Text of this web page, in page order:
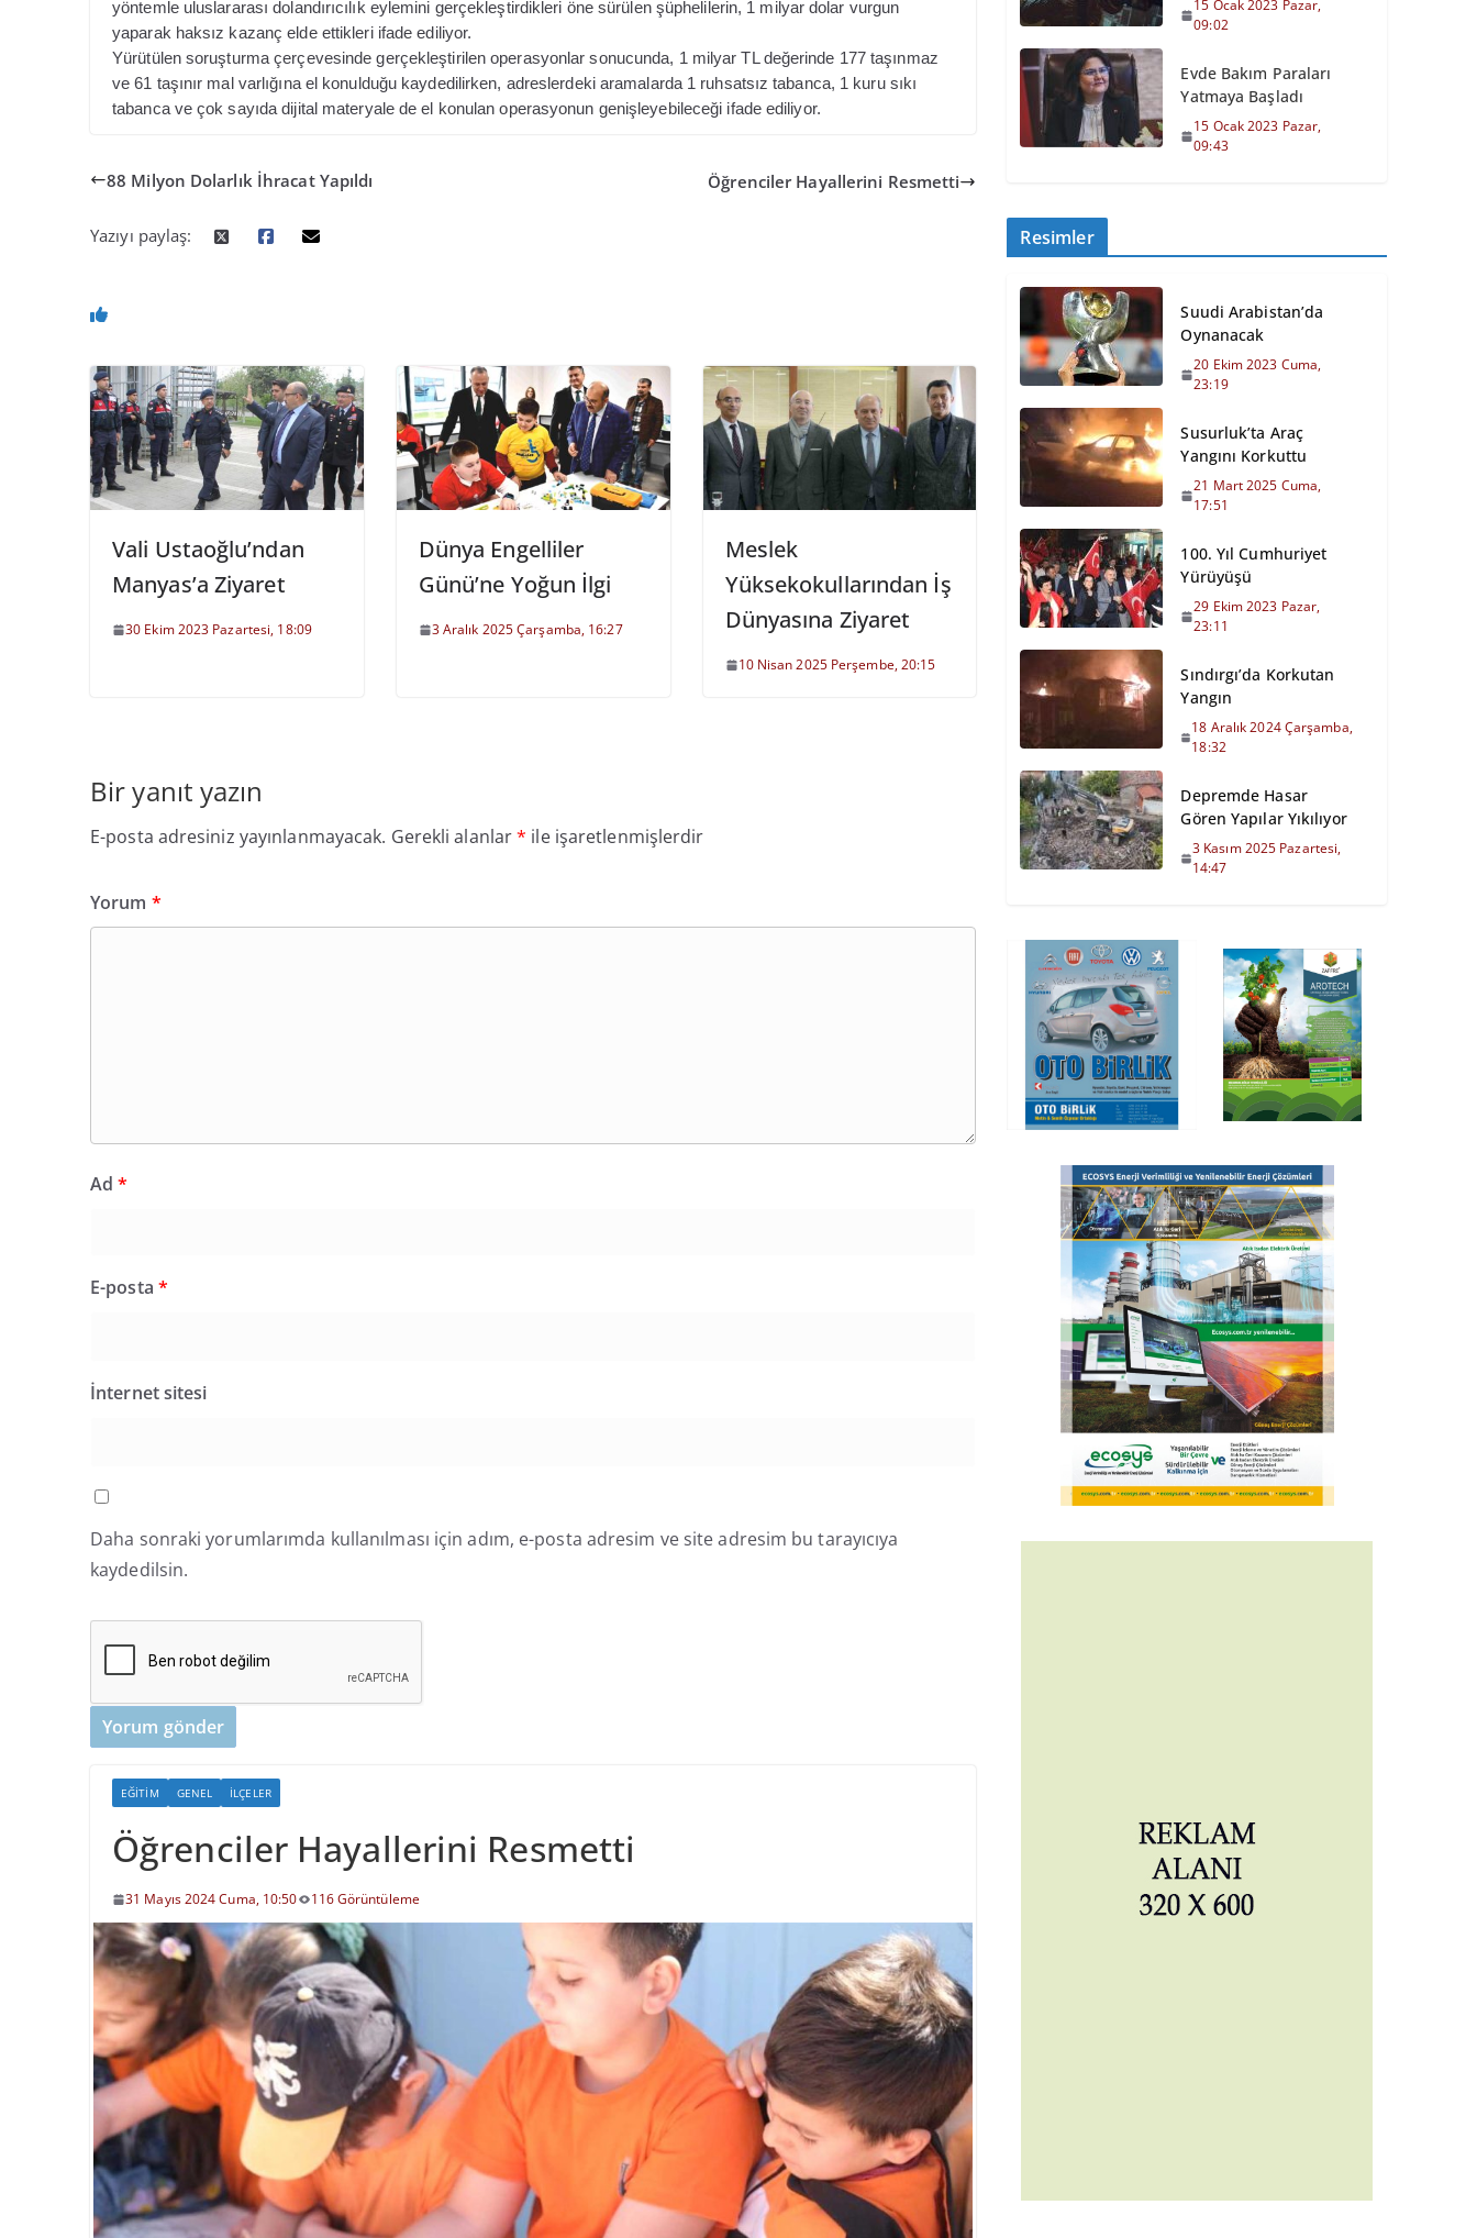
yöntemle uluslararası dolandırıcılık eylemini gerçekleştirdikleri öne sürülen şüphelilerin, 1 milyar dolar vurgun
yaparak haksız kazanç elde ettikleri ifade ediliyor.
Yürütülen soruşturma çerçevesinde gerçekleştirilen operasyonlar sonucunda, 1 milyar TL değerinde 177 taşınmaz
ve 61 taşınır mal varlığına el konulduğu kaydedilirken, adreslerdeki aramalarda 1 ruhsatsız tabanca, 1 kuru sıkı
tabanca ve çok sayıda dijital materyale de el konulan operasyonun genişleyebileceği ifade ediliyor.
88 Milyon Dolarlık İhracat Yapıldı Öğrenciler Hayallerini Resmetti
Yazıyı paylaş:
Vali Ustaoğlu’ndan
Manyas’a Ziyaret
30 Ekim 2023 Pazartesi, 18:09
Dünya Engelliler
Günü’ne Yoğun İlgi
3 Aralık 2025 Çarşamba, 16:27
Meslek
Yüksekokullarından İş
Dünyasına Ziyaret
10 Nisan 2025 Perşembe, 20:15
Bir yanıt yazın
E-posta adresiniz yayınlanmayacak. Gerekli alanlar* ile işaretlenmişlerdir
Yorum *
Ad*
E-posta *
İnternet sitesi
Daha sonraki yorumlarımda kullanılması için adım, e-posta adresim ve site adresim bu tarayıcıya
kaydedilsin.
EĞITIM GENEL İLÇELER
Öğrenciler Hayallerini Resmetti
31 Mayıs 2024 Cuma, 10:50 116 Görüntüleme
15 Ocak 2023 Pazar,
09:02
Evde Bakım Paraları
Yatmaya Başladı
15 Ocak 2023 Pazar,
09:43
Resimler
Suudi Arabistan’da
Oynanacak
20 Ekim 2023 Cuma,
23:19
Susurluk’ta Araç
Yangını Korkuttu
21 Mart 2025 Cuma,
17:51
100. Yıl Cumhuriyet
Yürüyüşü
29 Ekim 2023 Pazar,
23:11
Sındırgı’da Korkutan
Yangın
18 Aralık 2024 Çarşamba,
18:32
Depremde Hasar
Gören Yapılar Yıkılıyor
3 Kasım 2025 Pazartesi,
14:47